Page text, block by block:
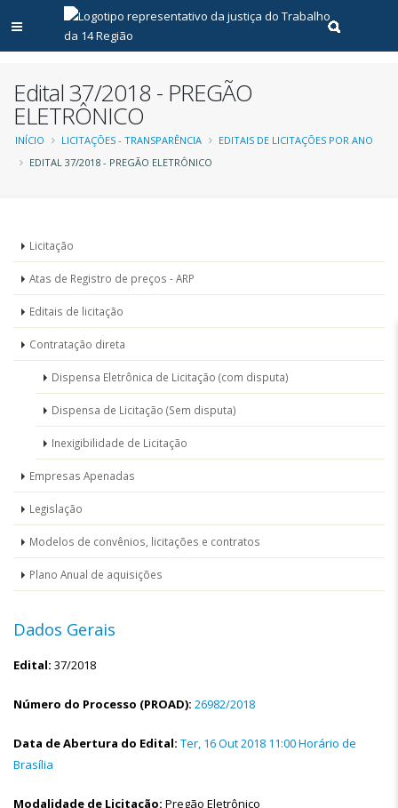
Abrir menu principal
Realizar
Edital 37/2018 - PREGÃO
ELETRÔNICO
Trilha
INÍCIO LICITAÇÕES - TRANSPARÊNCIA
EDITAIS DE LICITAÇÕES POR ANO
EDITAL 37/2018 - PREGÃO ELETRÔNICO
Menu
Licitações
Licitação
Atas de Registro de preços - ARP
Editais de licitação
Contratação direta
Dispensa Eletrônica de Licitação (com disputa)
Dispensa de Licitação (Sem disputa)
Inexigibilidade de Licitação
Empresas Apenadas
Legislação
Modelos de convênios, licitações e contratos
Plano Anual de aquisições
Dados Gerais
Edital: 37/2018
Número do Processo (PROAD): 26982/2018
Data de Abertura do Edital: Ter, 16 Out 2018 11:00 Horário de
Brasília
Modalidade de Licitação: Pregão Eletrônico